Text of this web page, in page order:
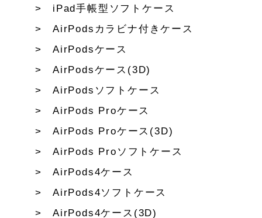
iPad手帳型ソフトケース
AirPodsカラビナ付きケース
AirPodsケース
AirPodsケース(3D)
AirPodsソフトケース
AirPods Proケース
AirPods Proケース(3D)
AirPods Proソフトケース
AirPods4ケース
AirPods4ソフトケース
AirPods4ケース(3D)